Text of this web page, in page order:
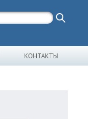
КОНТАКТЫ